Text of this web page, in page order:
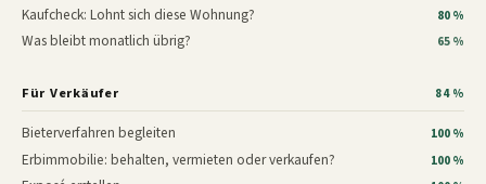
Kaufcheck: Lohnt sich diese Wohnung? 80 %
Was bleibt monatlich übrig? 65 %
Für Verkäufer 84 %
Bieterverfahren begleiten 100 %
Erbimmobilie: behalten, vermieten oder verkaufen? 100 %